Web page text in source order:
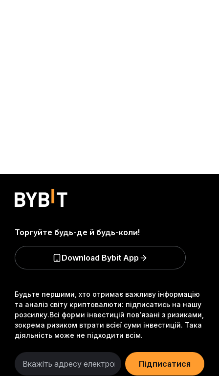
Будьте першими, хто отримає важливу інформацію
та аналіз світу криптовалюти: підписатись на нашу
розсилку.Всі форми інвестицій пов’язані з ризиками,
зокрема ризиком втрати всієї суми інвестицій. Така
діяльність може не підходити всім.
Підписатися
Торгуйте будь-де й будь-коли!
Download Bybit App